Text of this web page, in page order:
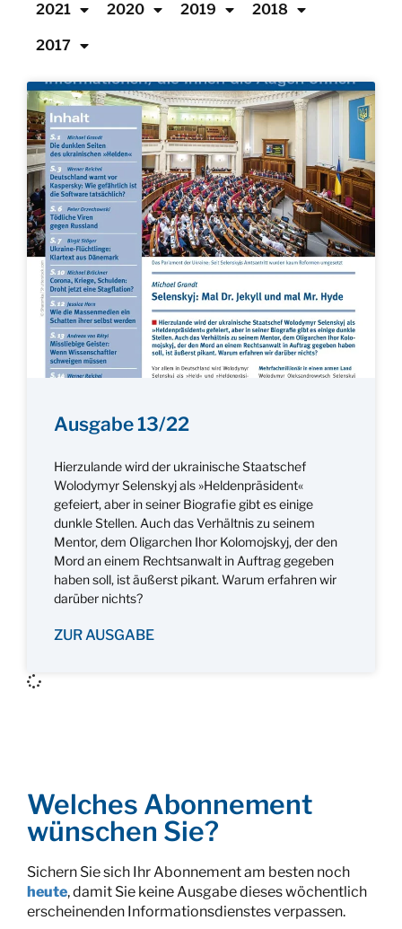
2021 2020 2019 2018
2017
Ausgabe 13/22
Hierzulande wird der ukrainische Staatschef
Wolodymyr Selenskyj als »Heldenpräsident«
gefeiert, aber in seiner Biografie gibt es einige
dunkle Stellen. Auch das Verhältnis zu seinem
Mentor, dem Oligarchen Ihor Kolomojskyj, der den
Mord an einem Rechtsanwalt in Auftrag gegeben
haben soll, ist äußerst pikant. Warum erfahren wir
darüber nichts?
ZUR AUSGABE
Welches Abonnement
wünschen Sie?
Sichern Sie sich Ihr Abonnement am besten noch
heute, damit Sie keine Ausgabe dieses wöchentlich
erscheinenden Informationsdienstes verpassen.